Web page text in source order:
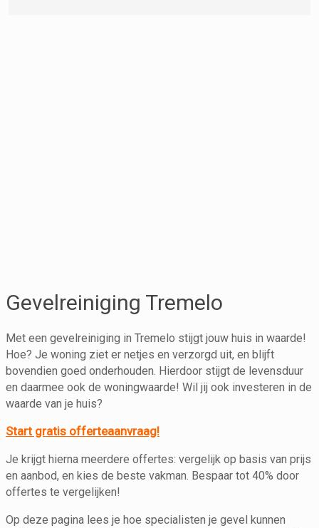
Gevelreiniging Tremelo
Met een gevelreiniging in Tremelo stijgt jouw huis in waarde!
Hoe? Je woning ziet er netjes en verzorgd uit, en blijft
bovendien goed onderhouden. Hierdoor stijgt de levensduur
en daarmee ook de woningwaarde! Wil jij ook investeren in de
waarde van je huis?
Start gratis offerteaanvraag!
Je krijgt hierna meerdere offertes: vergelijk op basis van prijs
en aanbod, en kies de beste vakman. Bespaar tot 40% door
offertes te vergelijken!
Op deze pagina lees je hoe specialisten je gevel kunnen